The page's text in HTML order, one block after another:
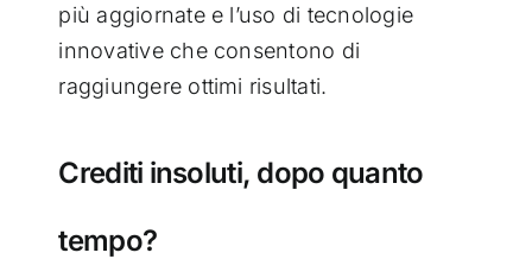
più aggiornate e l’uso di tecnologie
innovative che consentono di
raggiungere ottimi risultati.
Crediti insoluti, dopo quanto
tempo?